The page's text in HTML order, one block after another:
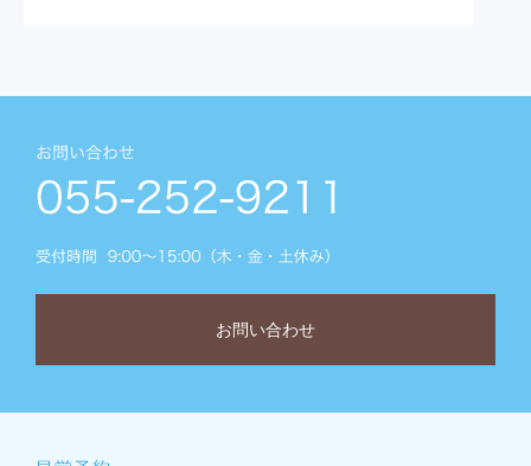
お問い合わせ